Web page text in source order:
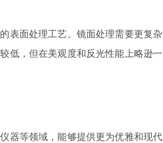
表面处理工艺。镜面处理需要更复杂
低，但在美观度和反光性能上略逊一
器等领域，能够提供更为优雅和现代